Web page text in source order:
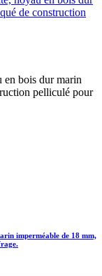
en bois dur marin
pelliculé pour
imperméable de 18 mm,